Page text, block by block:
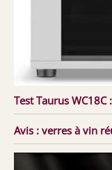
Test Taurus
Avis : verres à vin